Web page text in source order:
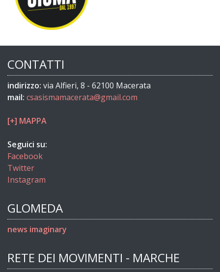
CONTATTI
indirizzo: via Alfieri, 8 - 62100 Macerata
mail: csasismamacerata@gmail.com
[+] MAPPA
Seguici su:
Facebook
Twitter
Instagram
GLOMEDA
news imaginary
RETE DEI MOVIMENTI - MARCHE